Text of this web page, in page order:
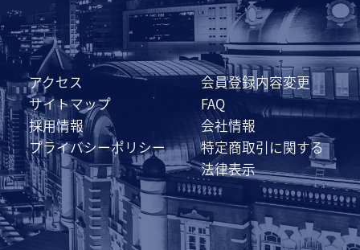
アクセス
会員登録内容変更
サイトマップ
FAQ
採用情報
会社情報
プライバシーポリシー
特定商取引に関する
法律表示